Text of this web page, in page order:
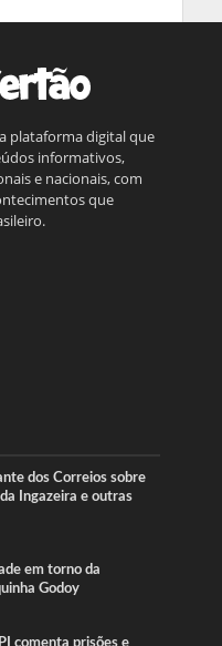
plataforma digital que
informativos,
e nacionais, com
que
dos Correios sobre
Ingazeira e outras
em torno da
Godoy
comenta prisões e